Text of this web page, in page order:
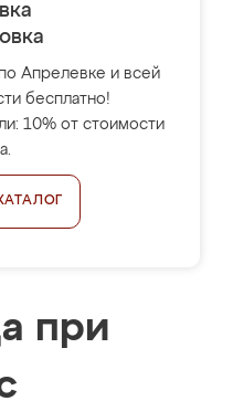
Апрелевке и всей
бесплатно!
10% от стоимости
при